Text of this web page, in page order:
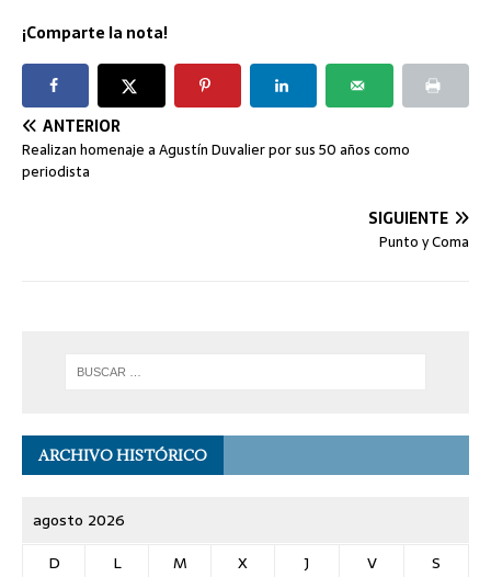
¡Comparte la nota!
ANTERIOR
Realizan homenaje a Agustín Duvalier por sus 50 años como
periodista
SIGUIENTE
Punto y Coma
ARCHIVO HISTÓRICO
agosto 2026
D
L M X J V
S